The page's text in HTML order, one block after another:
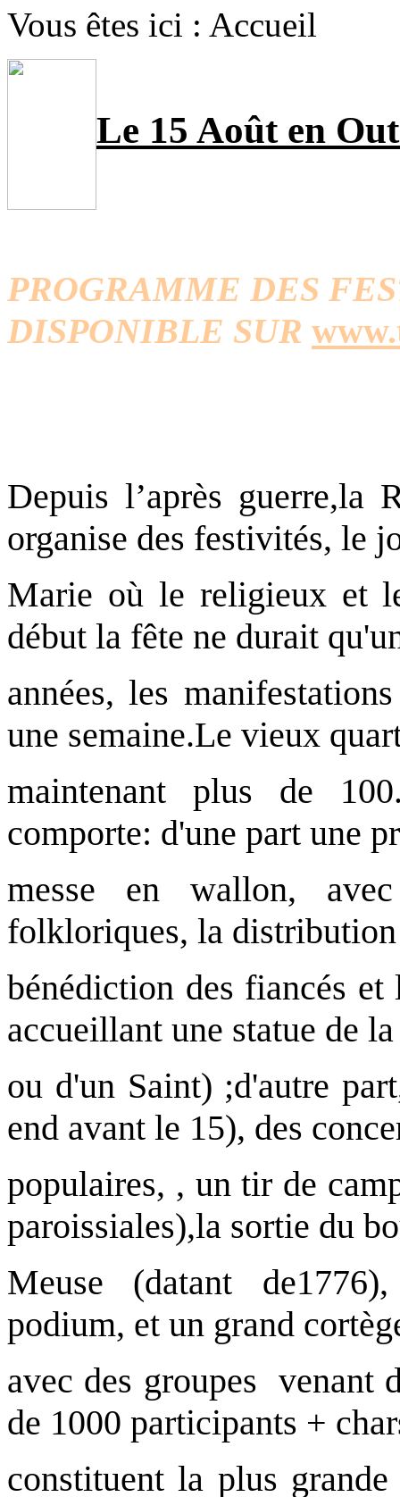
Vous êtes ici : Accueil
Le 15 Août en
PROGRAMME DES
DISPONIBLE SUR
Depuis l’après guerre,la
organise des festivités, le
Marie où le religieux et
début la fête ne durait
années, les
une semaine.Le vieux
maintenant plus de
comporte: d'une part une
messe en wallon,
folkloriques, la
bénédiction des fiancés et
accueillant une statue de
ou d'un Saint) ;d'autre
end avant le 15), des
populaires, , un tir de
paroissiales),la sortie du
Meuse (datant
podium, et un grand
avec des groupes venant
de 1000 participants +
constituent la plus